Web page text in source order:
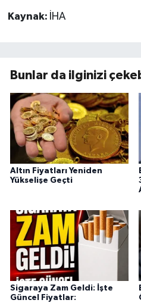
Kaynak: İHA
Bunlar da ilginizi
Altın Fiyatları Yeniden
Yükselişe Geçti
Sigaraya Zam Geldi: İşte
Güncel Fiyatlar: